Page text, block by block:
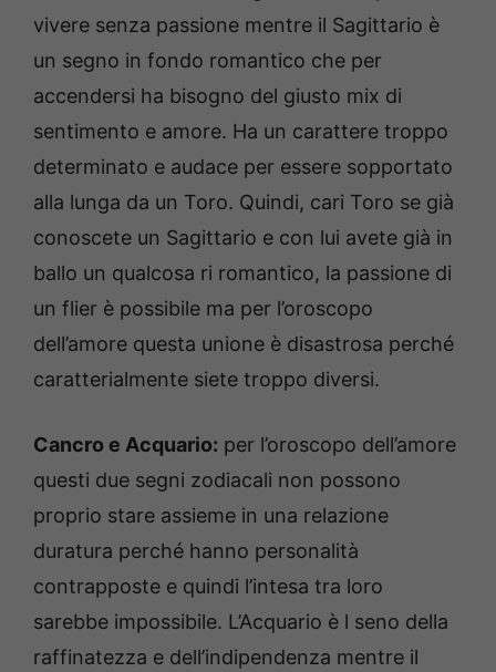
vivere senza passione mentre il Sagittario è
un segno in fondo romantico che per
accendersi ha bisogno del giusto mix di
sentimento e amore. Ha un carattere troppo
determinato e audace per essere sopportato
alla lunga da un Toro. Quindi, cari Toro se già
conoscete un Sagittario e con lui avete già in
ballo un qualcosa ri romantico, la passione di
un flier è possibile ma per l’oroscopo
dell’amore questa unione è disastrosa perché
caratterialmente siete troppo diversi.
Cancro e Acquario: per l’oroscopo dell’amore
questi due segni zodiacali non possono
proprio stare assieme in una relazione
duratura perché hanno personalità
contrapposte e quindi l’intesa tra loro
sarebbe impossibile. L’Acquario è l seno della
raffinatezza e dell’indipendenza mentre il